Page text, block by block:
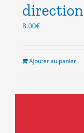
direction
8.00€
Ajouter au panier